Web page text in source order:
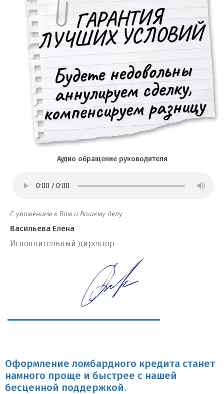
Аудио обращение руководителя
С уважением к Вам и Вашему делу.
Васильева Елена
И сполнительный директор
Оформление ломбардного кредита станет
намного проще и быстрее с нашей
бесценной поддержкой.